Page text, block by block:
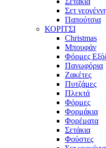
Σετ
Παπούτσια
ΚΟΡΙΤΣΙ
Christmas
Μπουφάν
Φόρμες
Πανωφόρια
Ζακέτες
Πυτζάμες
Πλεκτά
Φόρμες
Φορμάκια
Φορέματα
Σετάκια
Φούστες